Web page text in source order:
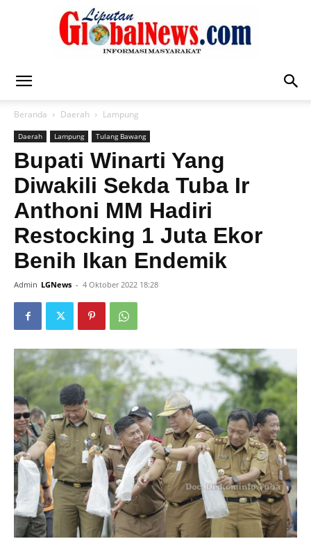
Global
News
Beranda Daerah Lampung
Daerah Lampung Tulang Bawang
Bupati Winarti Yang
Diwakili Sekda Tuba Ir
Anthoni MM Hadiri
Restocking 1 Juta Ekor
Benih Ikan Endemik
Admin LGNews - 4 Oktober 2022 18:28